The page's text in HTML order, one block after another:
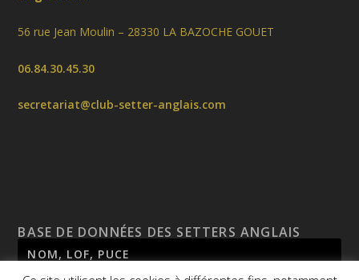
56 rue Jean Moulin – 28330 LA BAZOCHE GOUET
06.84.30.45.30
secretariat@club-setter-anglais.com
BASE DE DONNÉES DES SETTERS ANGLAIS